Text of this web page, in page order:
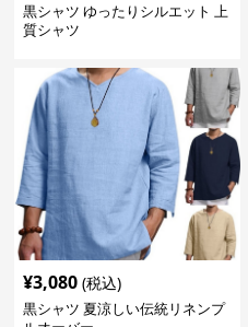
黒シャツ ゆったりシルエット 上
質シャツ
¥3,080 (税込)
黒シャツ 夏涼しい伝統リネンプ